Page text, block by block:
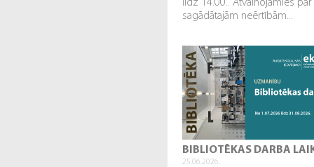
līdz 14.00.. Atvainojamies par
sagādātajām neērtībām...
BIBLIOTĒKAS DARBA
25.06.2026.